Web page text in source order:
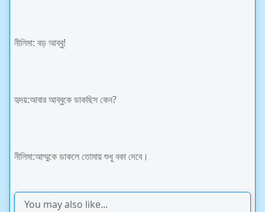
নীলিমা: বড় আব্বু!
হৃদয়:আবার আব্বুকে ডাকছিস কেন?
নীলিমা:আম্মুকে ডাকলে তোমায় শুধু বকা দেবে।
You may also like...